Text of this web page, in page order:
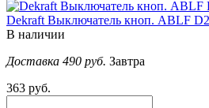
Dekraft Выключатель кноп. ABLF
В наличии
Доставка 490 руб. Завтра
363 руб.